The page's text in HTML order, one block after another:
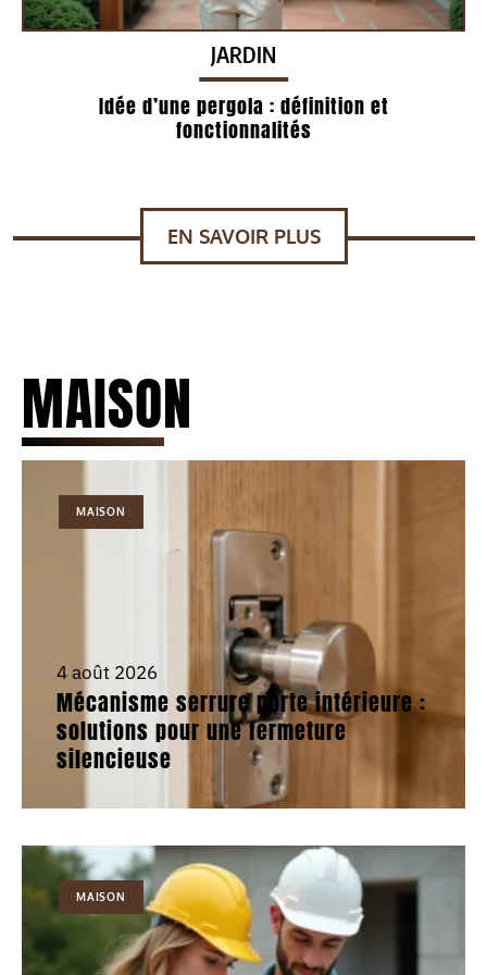
JARDIN
Idée d’une pergola : définition et
fonctionnalités
EN SAVOIR PLUS
MAISON
MAISON
4 août 2026
Mécanisme serrure porte intérieure :
solutions pour une fermeture
silencieuse
MAISON